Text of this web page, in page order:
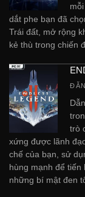
dắt phe bạn đã
Trái đất, mở rộng
kẻ thù trong chiến
trò
xứng được lãnh
chế của bạn, sử
hùng mạnh để tiến
những bí mật đen